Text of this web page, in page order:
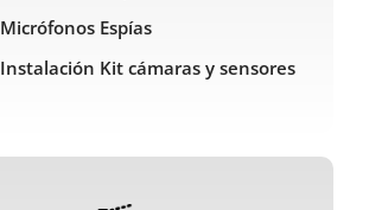
Micrófonos Espías
Instalación Kit cámaras y sensores